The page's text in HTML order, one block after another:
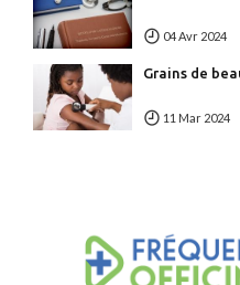
04 Avr 2024
11 Mar 2024